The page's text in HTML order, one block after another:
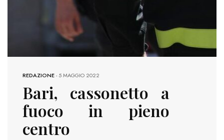
REDAZIONE-5 MAGGIO 2022
Bari, cassonetto a
fuoco in pieno
centro